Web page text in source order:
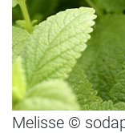
Melisse ©